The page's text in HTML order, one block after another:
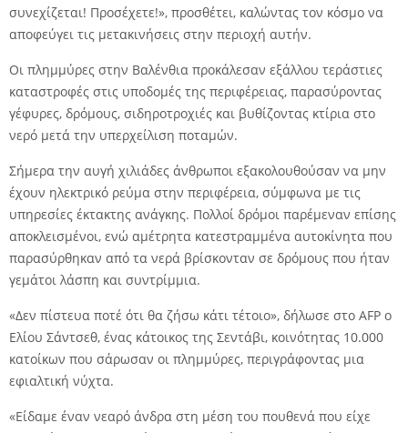
συνεχίζεται! Προσέχετε!», προσθέτει, καλώντας τον κόσμο να
αποφεύγει τις μετακινήσεις στην περιοχή αυτήν.
Οι πλημμύρες στην Βαλένθια προκάλεσαν εξάλλου τεράστιες
καταστροφές στις υποδομές της περιφέρειας, παρασύροντας
γέφυρες, δρόμους, σιδηροτροχιές και βυθίζοντας κτίρια στο
νερό μετά την υπερχείλιση ποταμών.
Σήμερα την αυγή χιλιάδες άνθρωποι εξακολουθούσαν να μην
έχουν ηλεκτρικό ρεύμα στην περιφέρεια, σύμφωνα με τις
υπηρεσίες έκτακτης ανάγκης. Πολλοί δρόμοι παρέμεναν επίσης
αποκλεισμένοι, ενώ αμέτρητα κατεστραμμένα αυτοκίνητα που
παρασύρθηκαν από τα νερά βρίσκονταν σε δρόμους που ήταν
γεμάτοι λάσπη και συντρίμμια.
«Δεν πίστευα ποτέ ότι θα ζήσω κάτι τέτοιο», δήλωσε στο AFP ο
Ελίου Σάντσεθ, ένας κάτοικος της Σεντάβι, κοινότητας 10.000
κατοίκων που σάρωσαν οι πλημμύρες, περιγράφοντας μια
εφιαλτική νύχτα.
«Είδαμε έναν νεαρό άνδρα στη μέση του πουθενά που είχε